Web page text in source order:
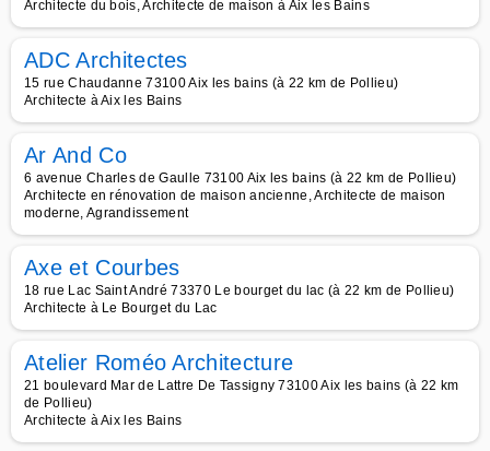
Architecte du bois, Architecte de maison à Aix les Bains
ADC Architectes
15 rue Chaudanne 73100 Aix les bains (à 22 km de Pollieu)
Architecte à Aix les Bains
Ar And Co
6 avenue Charles de Gaulle 73100 Aix les bains (à 22 km de Pollieu)
Architecte en rénovation de maison ancienne, Architecte de maison
moderne, Agrandissement
Axe et Courbes
18 rue Lac Saint André 73370 Le bourget du lac (à 22 km de Pollieu)
Architecte à Le Bourget du Lac
Atelier Roméo Architecture
21 boulevard Mar de Lattre De Tassigny 73100 Aix les bains (à 22 km
de Pollieu)
Architecte à Aix les Bains